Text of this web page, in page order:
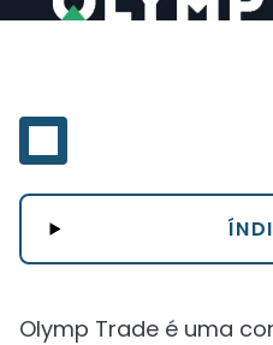
Olymp Trade é uma